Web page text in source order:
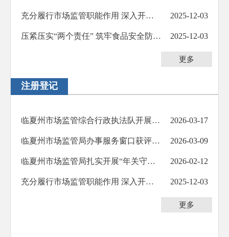
充分履行市场监管职能作用 深入开展风险隐患排查治理 ——临夏州市场监管局医疗器械监管工作综述 2025-12-03
压紧压实“两个责任” 筑牢食品安全防线 ——临夏州市场监管局召开食品经营主体约谈培训会议 2025-12-03
更多
注册登记
临夏州市场监管综合行政执法队开展“3·15”晚会曝光问题排查整治行动 2026-03-17
临夏州市场监管局办事服务窗口获评“服务明星窗口” 2026-03-09
临夏州市场监管局扎实开展“年关守护行动”暨节前市场监管和安全生产大检查 2026-02-12
充分履行市场监管职能作用 深入开展风险隐患排查治理 ——临夏州市场监管局医疗器械监管工作综述 2025-12-03
更多